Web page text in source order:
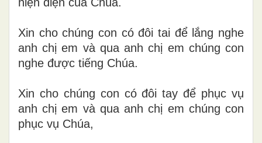
Xin cho chúng con có đôi tai để lắng nghe
anh chị em và qua anh chị em chúng con
nghe được tiếng Chúa.
Xin cho chúng con có đôi tay để phục vụ
anh chị em và qua anh chị em chúng con
phục vụ Chúa,